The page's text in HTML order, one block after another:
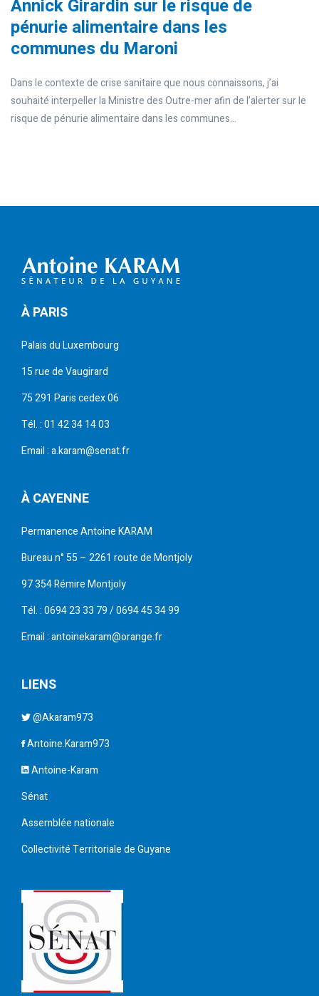
Annick Girardin sur le risque de
pénurie alimentaire dans les
communes du Maroni
Dans le contexte de crise sanitaire que nous connaissons, j’ai
souhaité interpeller la Ministre des Outre-mer afin de l’alerter sur le
risque de pénurie alimentaire dans les communes...
À PARIS
Palais du Luxembourg
15 rue de Vaugirard
75 291 Paris cedex 06
Tél. : 01 42 34 14 03
Email : a.karam@senat.fr
À CAYENNE
Permanence Antoine KARAM
Bureau n° 55 – 2261 route de Montjoly
97 354 Rémire Montjoly
Tél. : 0694 23 33 79 / 0694 45 34 99
Email : antoinekaram@orange.fr
LIENS
@Akaram973
Antoine.Karam973
Antoine-Karam
Sénat
Assemblée nationale
Collectivité Territoriale de Guyane